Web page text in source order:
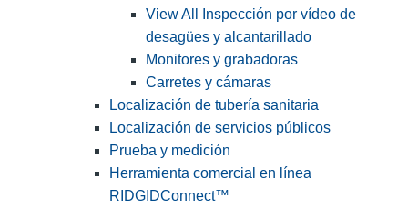
View All Inspección por vídeo de
desagües y alcantarillado
Monitores y grabadoras
Carretes y cámaras
Localización de tubería sanitaria
Localización de servicios públicos
Prueba y medición
Herramienta comercial en línea
RIDGIDConnect™